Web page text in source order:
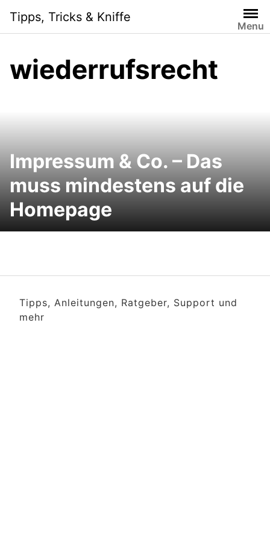
content
Tipps, Tricks & Kniffe
Menu
wiederrufsrecht
Impressum & Co. – Das
muss mindestens auf die
Homepage
Tipps, Anleitungen, Ratgeber, Support und
mehr